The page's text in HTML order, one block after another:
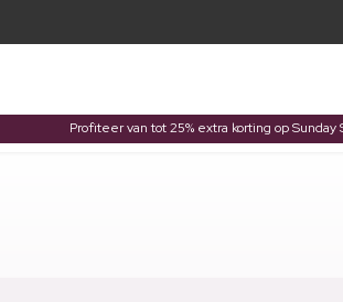
Profiteer van tot 25% extra korting op